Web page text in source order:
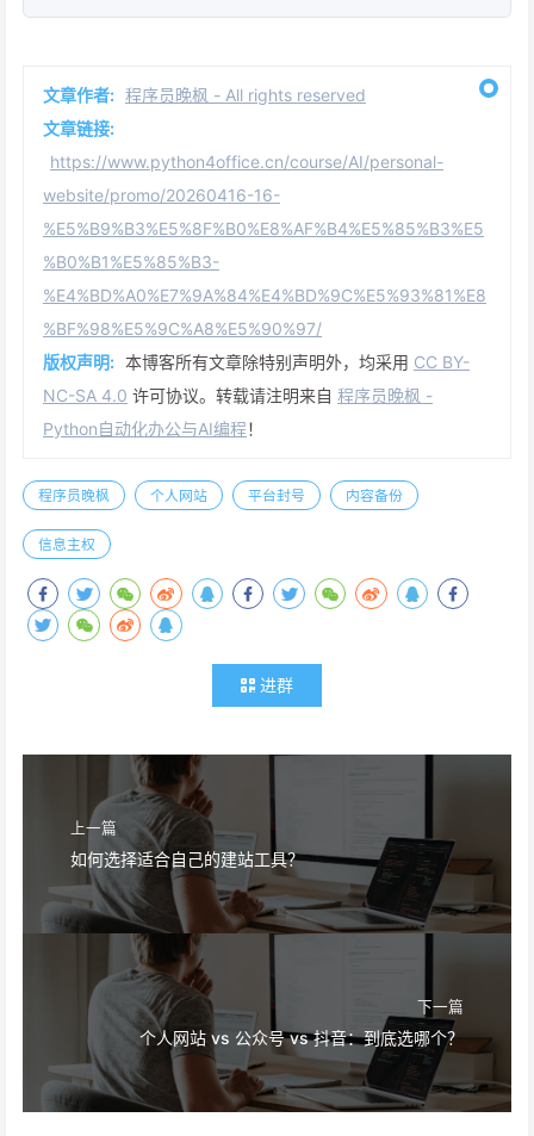
文章作者: 程序员晚枫 - All rights reserved
文章链接:
https://www.python4office.cn/course/AI/personal-
website/promo/20260416-16-
%E5%B9%B3%E5%8F%B0%E8%AF%B4%E5%85%B3%E5
%B0%B1%E5%85%B3-
%E4%BD%A0%E7%9A%84%E4%BD%9C%E5%93%81%E8
%BF%98%E5%9C%A8%E5%90%97/
版权声明: 本博客所有文章除特别声明外，均采用 CC BY-
NC-SA 4.0 许可协议。转载请注明来自 程序员晚枫 -
Python自动化办公与AI编程！
程序员晚枫 个人网站 平台封号 内容备份
信息主权
进群
上一篇
如何选择适合自己的建站工具？
下一篇
个人网站 vs 公众号 vs 抖音：到底选哪个？